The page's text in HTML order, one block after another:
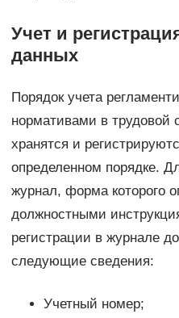
Учет и
данных
Порядок учета
нормативами в трудовой
хранятся и
определенном порядке.
журнал, форма которого
должностными
регистрации в журнале
следующие сведения:
Учетный номер;